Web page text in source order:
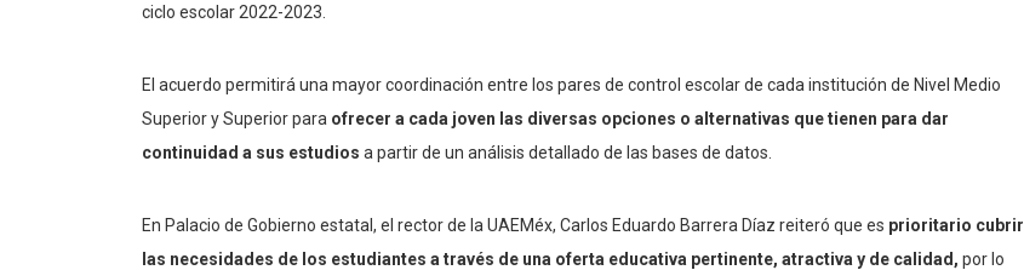
ciclo escolar 2022-2023.
El acuerdo permitirá una mayor coordinación entre los pares de control escolar de cada institución de Nivel Medio
Superior y Superior para ofrecer a cada joven las diversas opciones o alternativas que tienen para dar
continuidad a sus estudios a partir de un análisis detallado de las bases de datos.
En Palacio de Gobierno estatal, el rector de la UAEMéx, Carlos Eduardo Barrera Díaz reiteró que es prioritario cubrir
las necesidades de los estudiantes a través de una oferta educativa pertinente, atractiva y de calidad, por lo